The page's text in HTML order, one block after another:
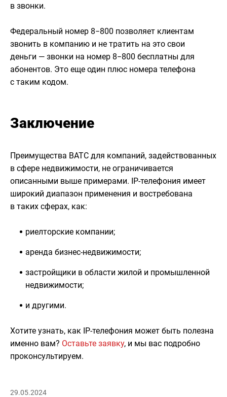
в звонки.
Федеральный номер 8−800 позволяет клиентам
звонить в компанию и не тратить на это свои
деньги — звонки на номер 8−800 бесплатны для
абонентов. Это еще один плюс номера телефона
с таким кодом.
Заключение
Преимущества ВАТС для компаний, задействованных
в сфере недвижимости, не ограничивается
описанными выше примерами. IP-телефония имеет
широкий диапазон применения и востребована
в таких сферах, как:
риелторские компании;
аренда бизнес-недвижимости;
застройщики в области жилой и промышленной
недвижимости;
и другими.
Хотите узнать, как IP-телефония может быть полезна
именно вам? Оставьте заявку, и мы вас подробно
проконсультируем.
29.05.2024